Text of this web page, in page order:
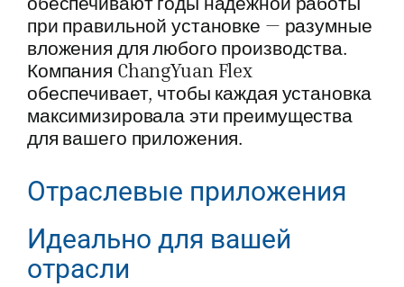
при правильной установке — разумные
вложения для любого производства.
Компания ChangYuan Flex
обеспечивает, чтобы каждая установка
максимизировала эти преимущества
для вашего приложения.
Отраслевые приложения
Идеально для вашей
отрасли